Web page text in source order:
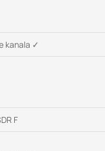
kanala ✓
F